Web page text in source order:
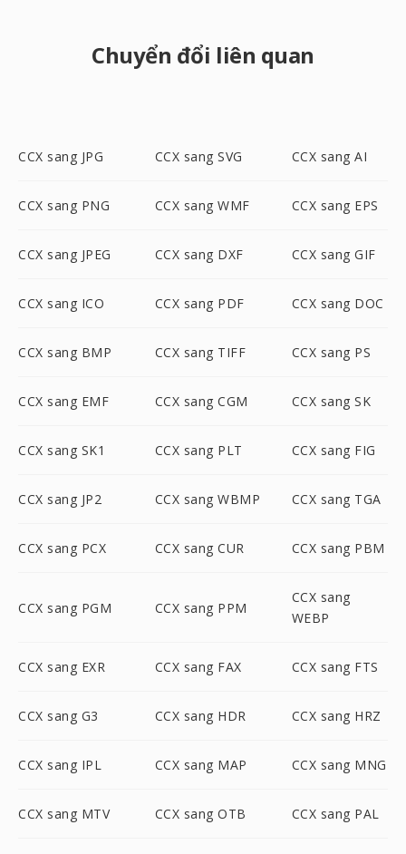
Chuyển đổi liên quan
CCX sang JPG CCX sang SVG CCX sang AI
CCX sang PNG CCX sang WMF CCX sang EPS
CCX sang JPEG CCX sang DXF CCX sang GIF
CCX sang ICO CCX sang PDF CCX sang DOC
CCX sang BMP CCX sang TIFF CCX sang PS
CCX sang EMF CCX sang CGM CCX sang SK
CCX sang SK1 CCX sang PLT CCX sang FIG
CCX sang JP2 CCX sang WBMP CCX sang TGA
CCX sang PCX CCX sang CUR CCX sang PBM
CCX sang PGM CCX sang PPM
CCX sang
WEBP
CCX sang EXR CCX sang FAX CCX sang FTS
CCX sang G3 CCX sang HDR CCX sang HRZ
CCX sang IPL CCX sang MAP CCX sang MNG
CCX sang MTV CCX sang OTB CCX sang PAL